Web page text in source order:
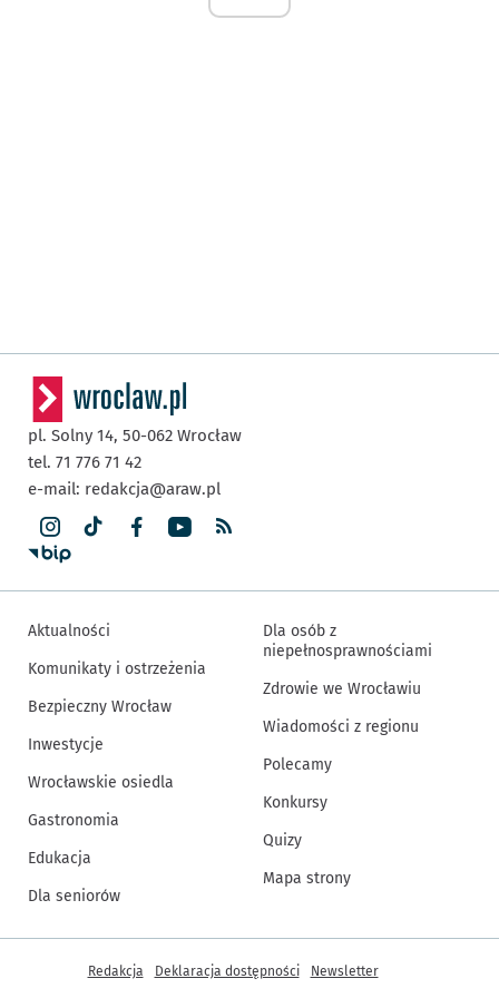
pl. Solny 14, 50-062 Wrocław
tel. 71 776 71 42
e-mail: redakcja@araw.pl
Aktualności
Komunikaty i ostrzeżenia
Bezpieczny Wrocław
Inwestycje
Wrocławskie osiedla
Gastronomia
Edukacja
Dla seniorów
Dla osób z
niepełnosprawnościami
Zdrowie we Wrocławiu
Wiadomości z regionu
Polecamy
Konkursy
Quizy
Mapa strony
Inne informacje
Redakcja Deklaracja dostępności Newsletter